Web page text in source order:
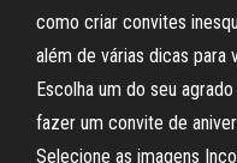
como criar convites
além de várias dicas
Escolha um do seu
fazer um convite de
Selecione as imagens